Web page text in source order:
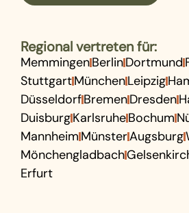
Regional vertreten für:
MemmingenBerlinDortmund
StuttgartMünchenLeipzig
DüsseldorfBremenDresden
DuisburgKarlsruheBochum
Mannheim MünsterAugsburg
Mönchengladbach
Erfurt